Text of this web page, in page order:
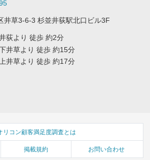
井草3-6-3 杉並井荻駅北口ビル3F
荻より 徒歩 約2分
井草より 徒歩 約15分
井草より 徒歩 約17分
リコン顧客満足度調査とは
掲載規約 お問い合わせ